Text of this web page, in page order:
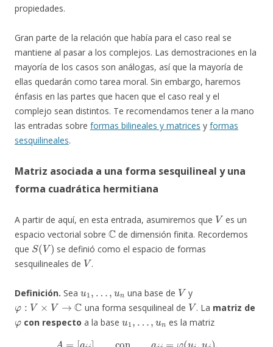
propiedades.
Gran parte de la relación que había para el caso real se
mantiene al pasar a los complejos. Las demostraciones en la
mayoría de los casos son análogas, así que la mayoría de
ellas quedarán como tarea moral. Sin embargo, haremos
énfasis en las partes que hacen que el caso real y el
complejo sean distintos. Te recomendamos tener a la mano
las entradas sobre formas bilineales y matrices y formas
sesquilineales.
Matriz asociada a una forma sesquilineal y una
forma cuadrática hermitiana
A partir de aquí, en esta entrada, asumiremos que
V
es un
espacio vectorial sobre
C
de dimensión finita. Recordemos
que
S(V)
se definió como el espacio de formas
sesquilineales de
V
.
Definición. Sea una base de
V
y
φ:V×V→C
una forma sesquilineal de
V
. La matriz de
φ
con respecto a la base
u 1,…,un
es la matriz
A= con φ(u uj),